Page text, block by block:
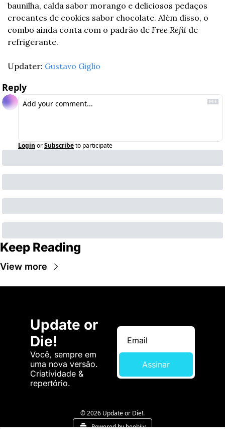
baunilha, calda sabor morango e deliciosos pedaços
crocantes de cookies sabor chocolate. Além disso, o
combo ainda conta com o padrão de Free Refil de
refrigerante.
Updater: Gustavo Giglio
Reply
Login orSubscribeto participate
Keep Reading
View more
Update or
Die!
Você, sempre em
uma nova versão.
Criatividade &
repertório.
Assinar
© 2026 Update or Die!.
Powered by beehiiv